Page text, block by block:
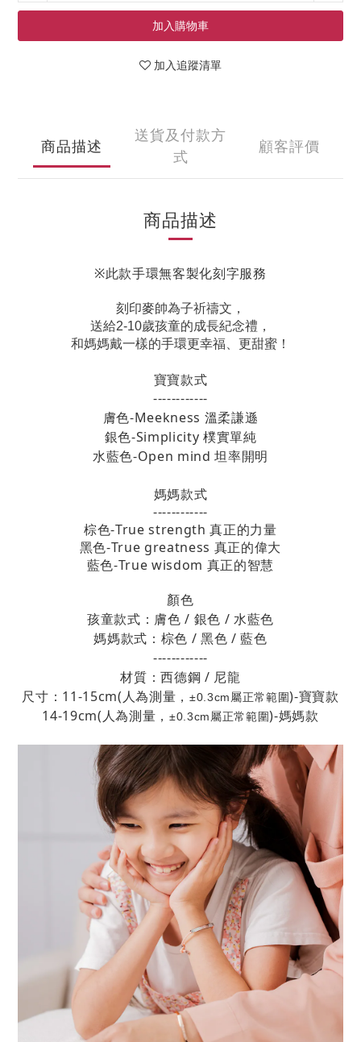
加入購物車
加入追蹤清單
商品描述
送貨及付款方
式
顧客評價
商品描述
※此款手環無客製化刻字服務
刻印麥帥為子祈禱文，
送給2-10歲孩童的成長紀念禮，
和媽媽戴一樣的手環更幸福、更甜蜜！
寶寶款式
------------
膚色-Meekness 溫柔謙遜
銀色-Simplicity 樸實單純
水藍色-Open mind 坦率開明
媽媽款式
------------
棕色-True strength 真正的力量
黑色-True greatness 真正的偉大
藍色-True wisdom 真正的智慧
顏色
孩童款式：膚色 / 銀色 / 水藍色
媽媽款式：棕色 / 黑色 / 藍色
------------
材質：西德鋼 / 尼龍
尺寸：11-15cm(人為測量， ±0.3cm屬正常範圍)-寶寶款
14-19cm(人為測量， ±0.3cm屬正常範圍)-媽媽款